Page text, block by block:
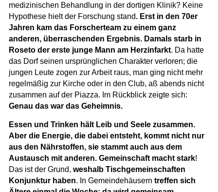
medizinischen Behandlung in der dortigen Klinik? Keine
Hypothese hielt der Forschung stand. Erst in den 70er
Jahren kam das Forscherteam zu einem ganz
anderen, überraschenden Ergebnis. Damals starb in
Roseto der erste junge Mann am Herzinfarkt. Da hatte
das Dorf seinen ursprünglichen Charakter verloren; die
jungen Leute zogen zur Arbeit raus, man ging nicht mehr
regelmäßig zur Kirche oder in den Club, aß abends nicht
zusammen auf der Piazza. Im Rückblick zeigte sich:
Genau das war das Geheimnis.
Essen und Trinken hält Leib und Seele zusammen.
Aber die Energie, die dabei entsteht, kommt nicht nur
aus den Nährstoffen, sie stammt auch aus dem
Austausch mit anderen. Gemeinschaft macht stark!
Das ist der Grund, weshalb Tischgemeinschaften
Konjunktur haben. In Gemeindehäusern treffen sich